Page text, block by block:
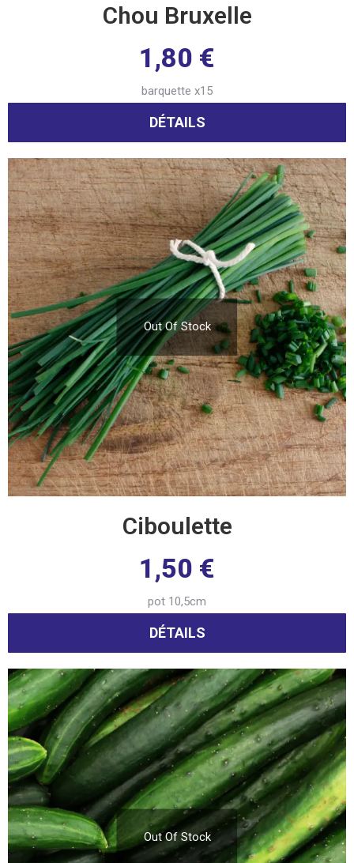
Chou Bruxelle
1,80 €
barquette x15
DÉTAILS
Out Of Stock
Ciboulette
1,50 €
pot 10,5cm
DÉTAILS
Out Of Stock